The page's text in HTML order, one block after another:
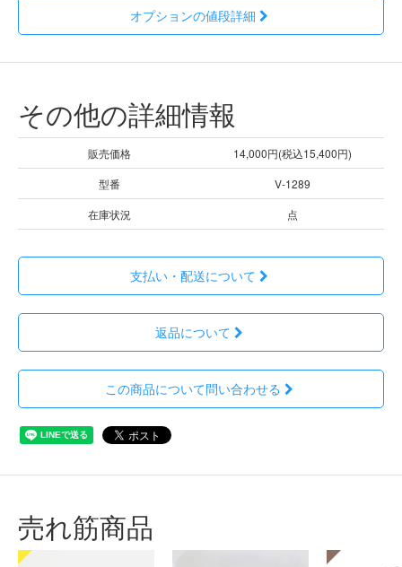
オプションの値段詳細
その他の詳細情報
販売価格
14,000円(税込15,400円)
型番
V-1289
在庫状況
点
支払い・配送について
返品について
この商品について問い合わせる
売れ筋商品